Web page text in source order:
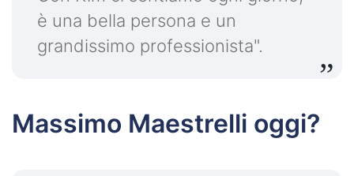
è una bella persona e un
grandissimo professionista".
Massimo Maestrelli oggi?